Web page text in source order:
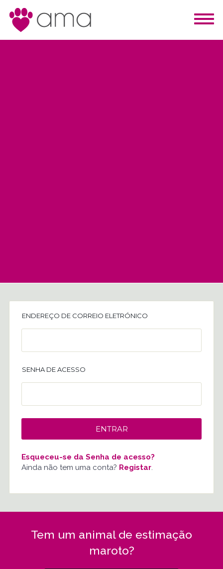
ENDEREÇO DE CORREIO ELETRÓNICO
SENHA DE ACESSO
Esqueceu-se da Senha de acesso?
Ainda não tem uma conta? Registar.
Tem um animal de estimação
maroto?